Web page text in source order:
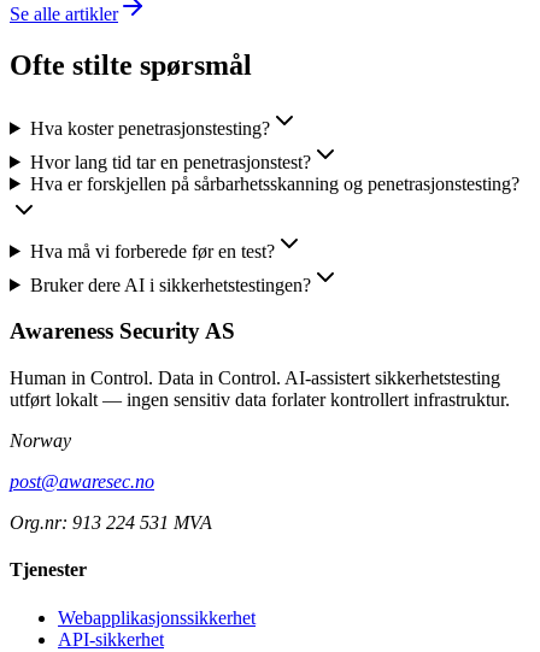
Se alle artikler
Ofte stilte spørsmål
Hva koster penetrasjonstesting?
Hvor lang tid tar en penetrasjonstest?
Hva er forskjellen på sårbarhetsskanning og penetrasjonstesting?
Hva må vi forberede før en test?
Bruker dere AI i sikkerhetstestingen?
Awareness Security AS
Human in Control. Data in Control. AI-assistert sikkerhetstesting
utført lokalt — ingen sensitiv data forlater kontrollert infrastruktur.
Norway
post@awaresec.no
Org.nr: 913 224 531 MVA
Tjenester
Webapplikasjonssikkerhet
API-sikkerhet